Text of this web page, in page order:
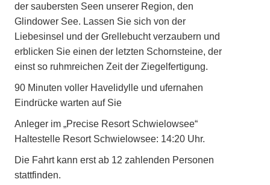
der saubersten Seen unserer Region, den
Glindower See. Lassen Sie sich von der
Liebesinsel und der Grellebucht verzaubern und
erblicken Sie einen der letzten Schornsteine, der
einst so ruhmreichen Zeit der Ziegelfertigung.
90 Minuten voller Havelidylle und ufernahen
Eindrücke warten auf Sie
Anleger im „Precise Resort Schwielowsee“
Haltestelle Resort Schwielowsee: 14:20 Uhr.
Die Fahrt kann erst ab 12 zahlenden Personen
stattfinden.